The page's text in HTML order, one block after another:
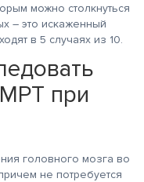
можно столкнуться
– это искаженный
в 5 случаях из 10.
при
головного мозга во
не потребуется